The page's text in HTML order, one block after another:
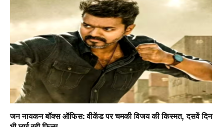
जन नायकन बॉक्स ऑफिस: वीकेंड पर चमकी विजय की किस्मत, दसवें दिन